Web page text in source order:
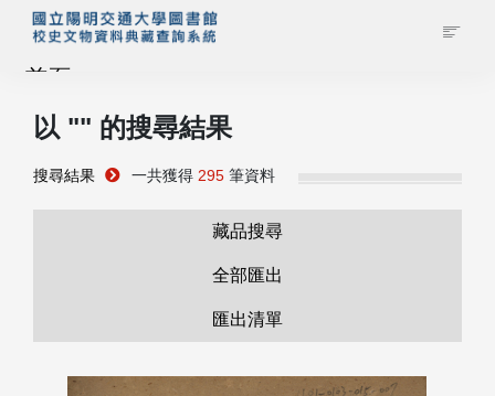
首頁
藏品查詢
管理者登入
以 "" 的搜尋結果
搜尋結果 一共獲得 295 筆資料
藏品搜尋
全部匯出
匯出清單